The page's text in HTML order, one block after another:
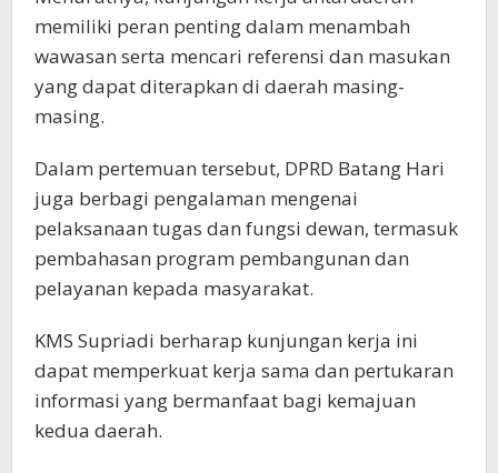
memiliki peran penting dalam menambah
wawasan serta mencari referensi dan masukan
yang dapat diterapkan di daerah masing-
masing.
Dalam pertemuan tersebut, DPRD Batang Hari
juga berbagi pengalaman mengenai
pelaksanaan tugas dan fungsi dewan, termasuk
pembahasan program pembangunan dan
pelayanan kepada masyarakat.
KMS Supriadi berharap kunjungan kerja ini
dapat memperkuat kerja sama dan pertukaran
informasi yang bermanfaat bagi kemajuan
kedua daerah.